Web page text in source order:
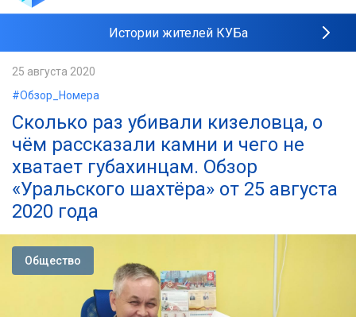
Истории жителей КУБа
Наши интервью
25 августа 2020
#Обзор_Номера
Сколько раз убивали кизеловца, о
чём рассказали камни и чего не
хватает губахинцам. Обзор
«Уральского шахтёра» от 25 августа
2020 года
Общество